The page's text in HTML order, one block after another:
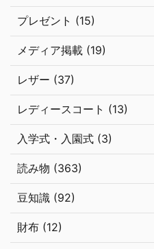
プレゼント (15)
メディア掲載 (19)
レザー (37)
レディースコート (13)
入学式・入園式 (3)
読み物 (363)
豆知識 (92)
財布 (12)